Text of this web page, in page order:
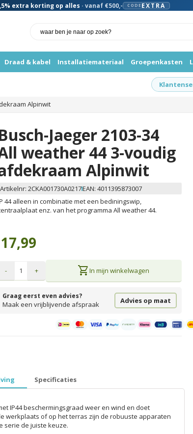
extra korting op alles · vanaf €500,- CODE EXTRA
Draad & kabel Installatiemateriaal Groepenkasten
Alpinwit
Jaeger 2103-34
weather 44 3-voudig
Alpinwit
Artikelnr: 2CKA001730A0217EAN: 4011395873007
44 alleen in combinatie met een bediningswip,
enz. van het programma All weather 44.
17,99
- + shopping_cartIn mijn winkelwagen
Graag eerst even advies?
Maak een vrijblijvende afspraak Advies op maat
prijzen inclusief 21% BTW │ €5,99 verzendkosten │ gratis
Specificaties
IP44 beschermingsgraad weer en wind en doet
werkplaats of op het terras zijn de robuuste apparaten
serie de juiste keuze.